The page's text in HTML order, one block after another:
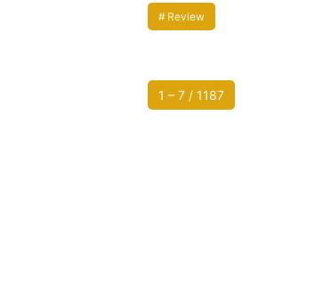
Review
1 – 7 / 1187